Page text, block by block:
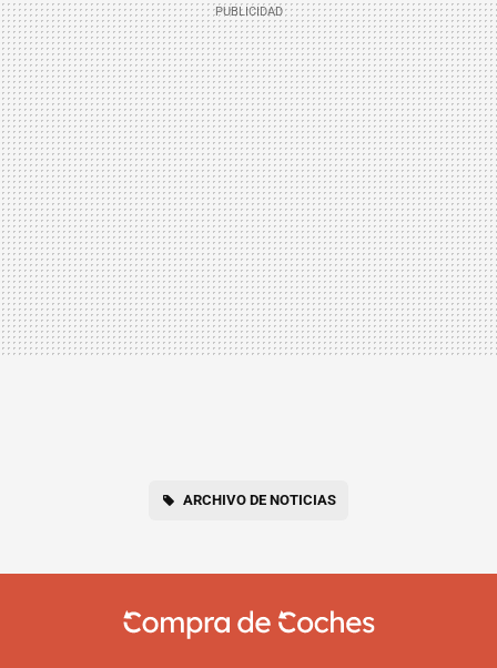
ARCHIVO DE NOTICIAS